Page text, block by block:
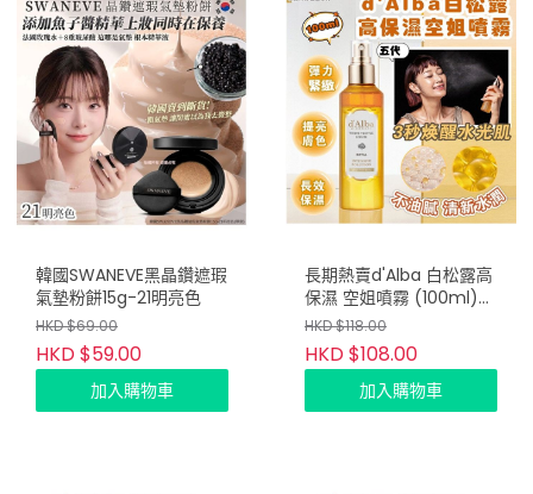
韓國SWANEVE黑晶鑽遮瑕
氣墊粉餅15g-21明亮色
HKD $69.00
HKD $59.00
加入購物車
長期熱賣d'Alba 白松露高
保濕 空姐噴霧 (100ml)
五代
HKD $118.00
HKD $108.00
加入購物車